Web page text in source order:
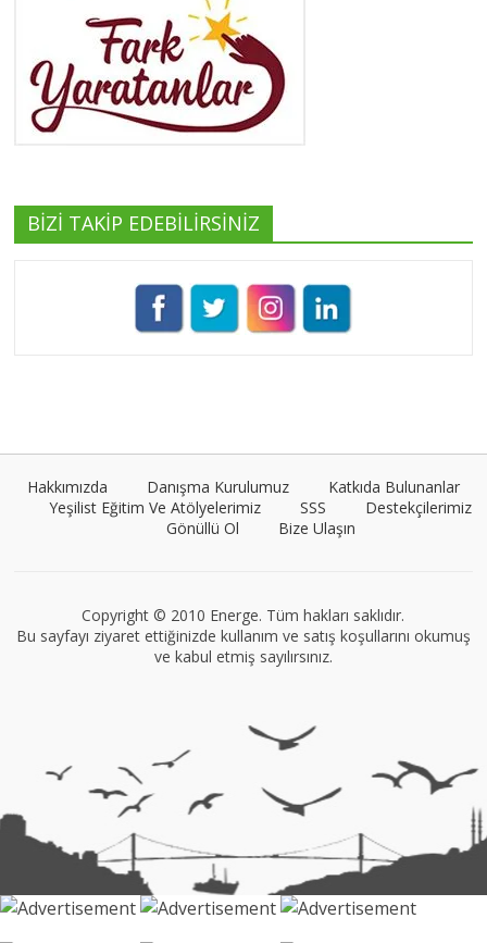
Yeşilist
Tüm yazıları görüntüle
Pınar Demirkan
Tüm yazıları görüntüle
Naz Kural
Tüm yazıları görüntüle
BİZİ TAKİP EDEBİLİRSİNİZ
Hakkımızda Danışma Kurulumuz
Katkıda Bulunanlar
Yeşilist Eğitim Ve Atölyelerimiz
SSS
Destekçilerimiz
Gönüllü Ol
Bize Ulaşın
Copyright © 2010 Energe. Tüm hakları saklıdır.
Bu sayfayı ziyaret ettiğinizde kullanım ve satış koşullarını okumuş
ve kabul etmiş sayılırsınız.